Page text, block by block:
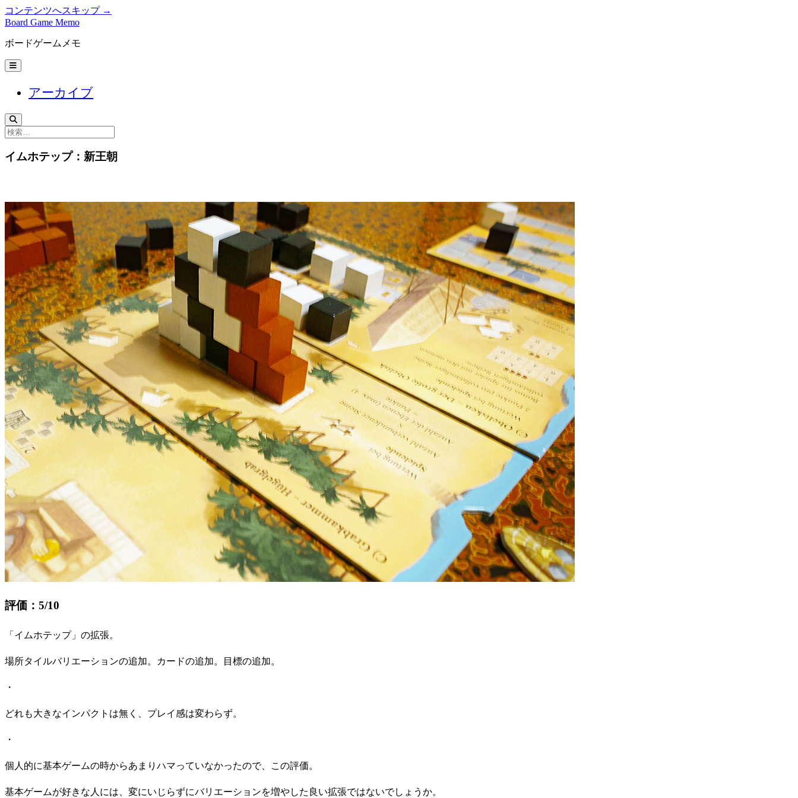
コンテンツへスキップ →
Board Game Memo
ボードゲームメモ
メ
開
く
アーカイブ
検
イムホテップ：新王朝
評価：5/10
「イムホテップ」の拡張。
場所タイルバリエーションの追加。カードの追加。目標の追加。
・
どれも大きなインパクトは無く、プレイ感は変わらず。
・
個人的に基本ゲームの時からあまりハマっていなかったので、この評価。
基本ゲームが好きな人には、変にいじらずにバリエーションを増やした良い拡張ではないでしょうか。